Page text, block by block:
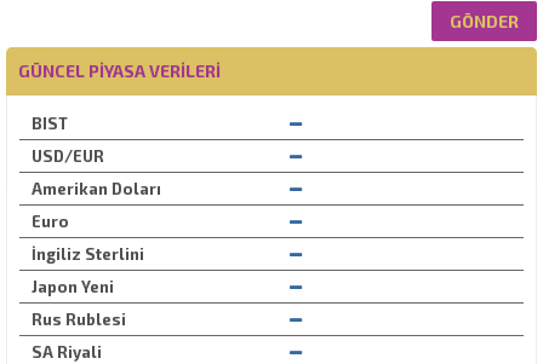
GÜNCEL PIYASA VERILERI
BIST
USD/EUR
Amerikan Doları
Euro
İngiliz Sterlini
Japon Yeni
Rus Rublesi
SA Riyali